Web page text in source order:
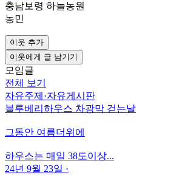
충남보령 하늘농원
농민
이웃 추가
이웃에게 글 남기기
모임글
전체 보기
자유주제 ·자유게시판
블루베리하우스 차광막 걷는날
그동안 여름더위에
하우스는 매일 38도이상...
24년 9월 23일 ·